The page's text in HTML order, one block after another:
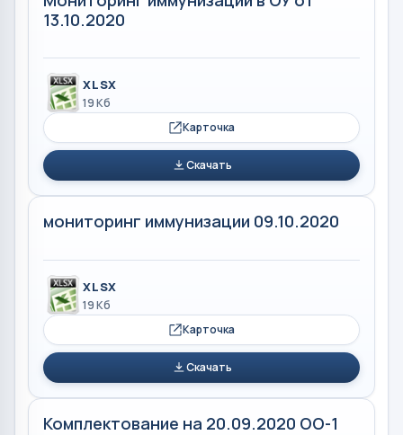
13.10.2020
XLSX
19 Кб
Карточка
Скачать
мониторинг иммунизации 09.10.2020
XLSX
19 Кб
Карточка
Скачать
Комплектование на 20.09.2020 ОО-1